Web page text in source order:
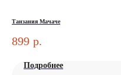
Танзания Мачаче
899 р.
Подробнее